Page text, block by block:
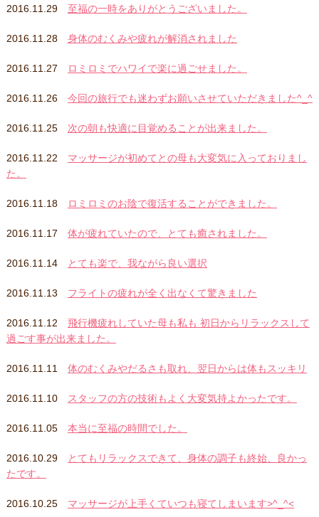
2016.11.29 至福の一時をありがとうございました。
2016.11.28 身体のむくみや疲れが解消されました
2016.11.27 ロミロミでハワイで楽に過ごせました。
2016.11.26 今回の旅行でも迷わずお願いさせていただきました^_^
2016.11.25 次の朝も快適に目覚めることが出来ました。
2016.11.22
マッサージが初めてとの母も大変気に入っておりまし
た。
2016.11.18 ロミロミのお陰で復活することができました。
2016.11.17 体が疲れていたので、とても癒されました。
2016.11.14 とても楽で、我ながら良い選択
2016.11.13 フライトの疲れが全く出なくて驚きました
2016.11.12
飛行機疲れしていた母も私も 初日からリラックスして
過ごす事が出来ました。
2016.11.11 体のむくみやだるさも取れ、翌日からは体もスッキリ
2016.11.10 スタッフの方の技術もよく大変気持よかったです。
2016.11.05 本当に至福の時間でした。
2016.10.29
とてもリラックスできて、身体の調子も終始、良かっ
たです。
2016.10.25 マッサージが上手くていつも寝てしまいます>^_^<